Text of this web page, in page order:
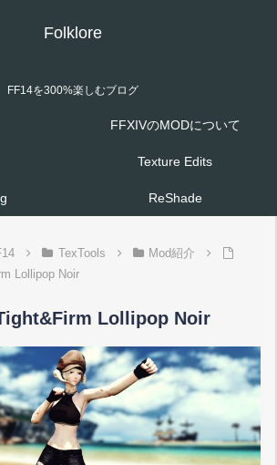
Folklore
FF14を300%楽しむブログ
FFXIVのMODについて
Texture Edits
ReShade
TexTools
Mod紹介
Lollipop Noir
Lollipop Noir